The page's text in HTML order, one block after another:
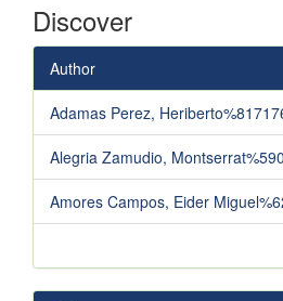
Discover
Author
Adamas Perez,
Alegria Zamudio,
Amores Campos, Eider